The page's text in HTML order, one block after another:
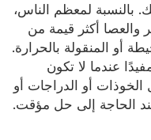
بالنسبة لمعظم الناس،
والعصا أكثر قيمة من
أو المنقولة بالحرارة.
عندما لا تكون
الخوذات أو الدراجات أو
الحاجة إلى حل مؤقت.